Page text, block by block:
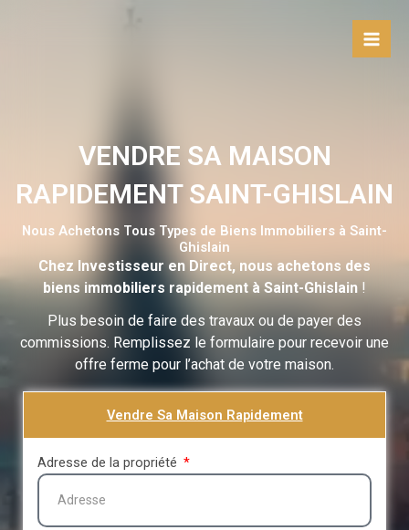
VENDRE SA MAISON
RAPIDEMENT SAINT-GHISLAIN
Nous Achetons Tous Types de Biens Immobiliers à Saint-
Ghislain
Chez Investisseur en Direct, nous achetons des
biens immobiliers rapidement à Saint-Ghislain !
Plus besoin de faire des travaux ou de payer des
commissions. Remplissez le formulaire pour recevoir une
offre ferme pour l’achat de votre maison.
Vendre Sa Maison Rapidement
Adresse de la propriété